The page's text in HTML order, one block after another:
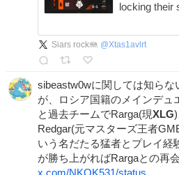
locking their
Playoffs. •
Group
Take a look
Siars rock🪼 @Xtas1avlrt
sibeastw0wに関しては知らな
が、ロシア国籍のメインデュ
と過去チームでRarga(現XLG
Redgar(元マスターズ王者
いう名だたる猛者とプレイ経
が勝ち上がればRargaとの再
x.com/NKOK531/status…